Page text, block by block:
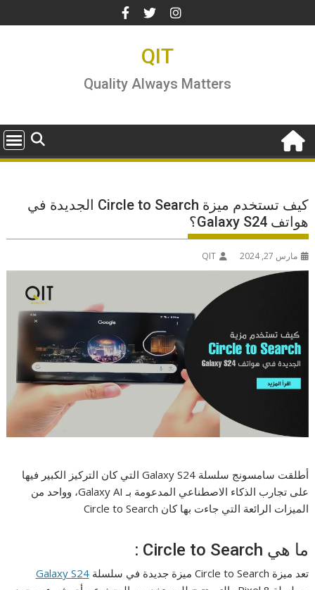
to
QIT
Quality Always Matters
كيف تستخدم ميزة Circle to Search الجديدة في
هواتف Galaxy S24؟
مارس 27, 2024 QIT
أطلقت سامسونج سلسلة Galaxy S24 التي كان التركيز الكبير فيها
على تجارب الذكاء الاصطناعي المدعومة بـ Galaxy AI، وواحد من
الميزات الرائعة التي جاءت بها كان Circle to Search
ما هي Circle to Search :
تعد ميزة Circle to Search ميزة جديدة في سلسلة
Galaxy S24